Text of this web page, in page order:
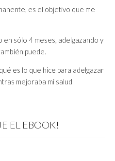
es el objetivo que me
en sólo 4 meses, adelgazando y
puede.
es lo que hice para adelgazar
mejoraba mi salud
EL EBOOK!